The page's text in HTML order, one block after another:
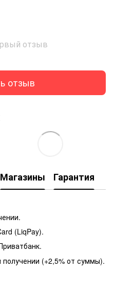
отзыв
отзыв
Магазины Гарантия
(LiqPay).
(+2,5% от суммы).